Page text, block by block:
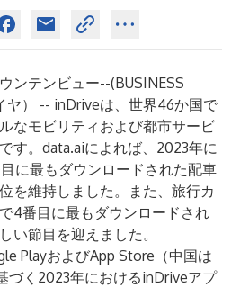
ンテンビュー--(BUSINESS
ヤ） -- inDriveは、世界46か国で
なモビリティおよび都市サービ
す。data.aiによれば、2023年に
に最もダウンロードされた配車
を維持しました。また、旅行カ
4番目に最もダウンロードされ
い節目を迎えました。
PlayおよびApp Store（中国は
づく2023年におけるinDriveアプ